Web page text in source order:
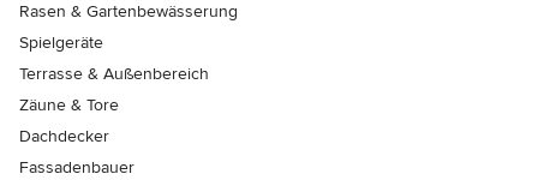
Rasen & Gartenbewässerung
Spielgeräte
Terrasse & Außenbereich
Zäune & Tore
Dachdecker
Fassadenbauer